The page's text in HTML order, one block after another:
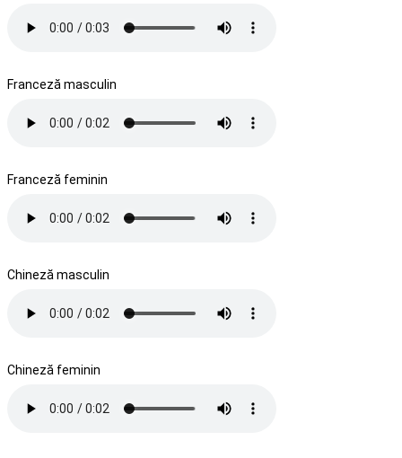
Franceză masculin
Franceză feminin
Chineză masculin
Chineză feminin